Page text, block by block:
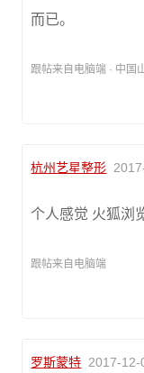
而已。
跟帖来自电脑端 · 中国
杭州艺星整形
个人感觉 火狐浏
跟帖来自电脑端
罗斯蒙特 2017-12-